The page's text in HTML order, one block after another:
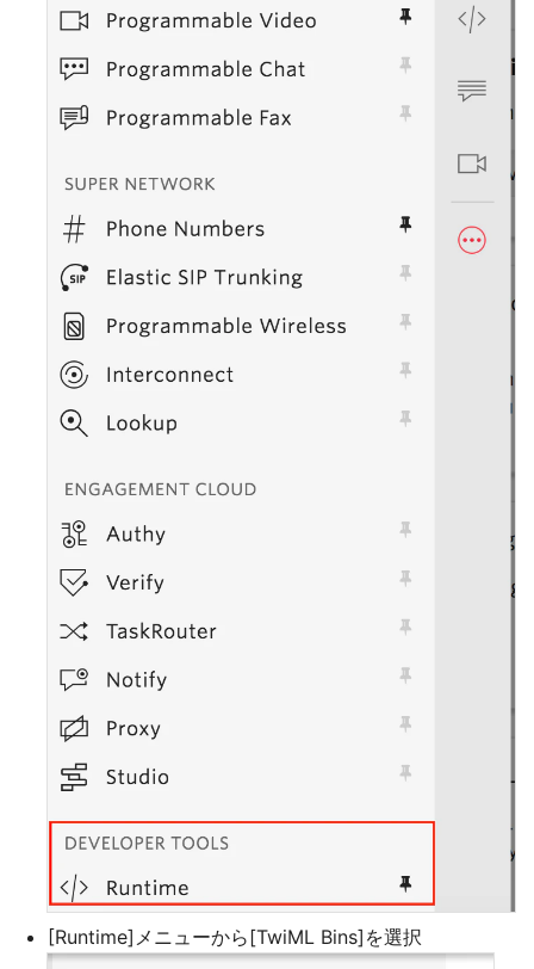
[Runtime]メニューから[TwiML Bins]を選択